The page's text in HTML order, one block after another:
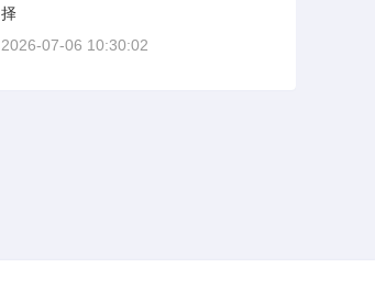
择
2026-07-06 10:30:02